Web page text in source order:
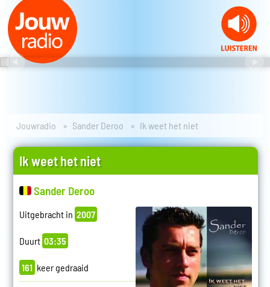
Jouwradio Sander Deroo Ik weet het niet
Ik weet het niet
Sander Deroo
Uitgebracht in 2007
Duurt 03:35
161 keer gedraaid